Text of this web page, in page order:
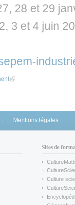
28 et 29
3 et 4 juin
(link is external)
Mentions légales
Sites de
CultureMath
(link is
(link is
Culture
(link is
(link is